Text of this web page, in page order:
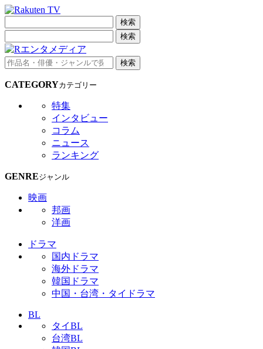
検索
検索
検索
CATEGORYカテゴリー
特集
インタビュー
コラム
ニュース
ランキング
GENREジャンル
映画
邦画
洋画
ドラマ
国内ドラマ
海外ドラマ
韓国ドラマ
中国・台湾・タイドラマ
BL
タイBL
台湾BL